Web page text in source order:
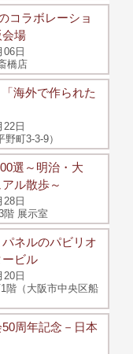
コラボレーショ
会場
日
橋店
海外で作られた
日
町3-3-9）
選～明治・大
ル散歩～
日
階 展示室
ネルのパビリオ
ービル
日
階（大阪市中央区船
周年記念－日本